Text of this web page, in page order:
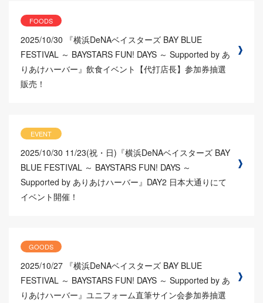
FOODS
2025/10/30
『横浜DeNAベイスターズ BAY BLUE
FESTIVAL ～ BAYSTARS FUN! DAYS ～ Supported by あ
りあけハーバー』飲食イベント【代打店長】参加券抽選
販売！
EVENT
2025/10/30 11/23(祝・日)『横浜DeNAベイスターズ BAY
BLUE FESTIVAL ～ BAYSTARS FUN! DAYS ～
Supported by ありあけハーバー』DAY2 日本大通りにて
イベント開催！
GOODS
2025/10/27 『横浜DeNAベイスターズ BAY BLUE
FESTIVAL ～ BAYSTARS FUN! DAYS ～ Supported by あ
りあけハーバー』ユニフォーム直筆サイン会参加券抽選